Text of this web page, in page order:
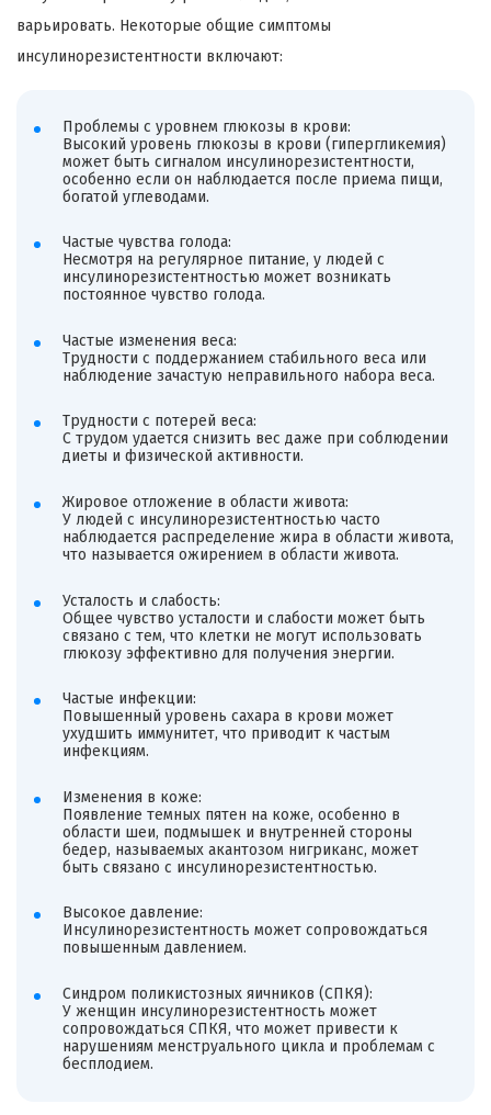
варьировать. Некоторые общие симптомы
инсулинорезистентности включают:
Проблемы с уровнем глюкозы в крови:
Высокий уровень глюкозы в крови (гипергликемия)
может быть сигналом инсулинорезистентности,
особенно если он наблюдается после приема пищи,
богатой углеводами.
Частые чувства голода:
Несмотря на регулярное питание, у людей с
инсулинорезистентностью может возникать
постоянное чувство голода.
Частые изменения веса:
Трудности с поддержанием стабильного веса или
наблюдение зачастую неправильного набора веса.
Трудности с потерей веса:
С трудом удается снизить вес даже при соблюдении
диеты и физической активности.
Жировое отложение в области живота:
У людей с инсулинорезистентностью часто
наблюдается распределение жира в области живота,
что называется ожирением в области живота.
Усталость и слабость:
Общее чувство усталости и слабости может быть
связано с тем, что клетки не могут использовать
глюкозу эффективно для получения энергии.
Частые инфекции:
Повышенный уровень сахара в крови может
ухудшить иммунитет, что приводит к частым
инфекциям.
Изменения в коже:
Появление темных пятен на коже, особенно в
области шеи, подмышек и внутренней стороны
бедер, называемых акантозом нигриканс, может
быть связано с инсулинорезистентностью.
Высокое давление:
Инсулинорезистентность может сопровождаться
повышенным давлением.
Синдром поликистозных яичников (СПКЯ):
У женщин инсулинорезистентность может
сопровождаться СПКЯ, что может привести к
нарушениям менструального цикла и проблемам с
бесплодием.